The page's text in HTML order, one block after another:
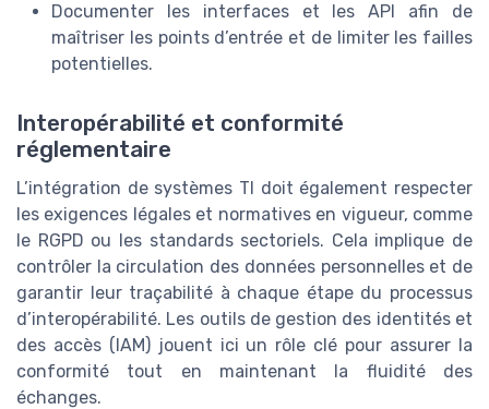
Documenter les interfaces et les API afin de
maîtriser les points d’entrée et de limiter les failles
potentielles.
Interopérabilité et conformité
réglementaire
L’intégration de systèmes TI doit également respecter
les exigences légales et normatives en vigueur, comme
le RGPD ou les standards sectoriels. Cela implique de
contrôler la circulation des données personnelles et de
garantir leur traçabilité à chaque étape du processus
d’interopérabilité. Les outils de gestion des identités et
des accès (IAM) jouent ici un rôle clé pour assurer la
conformité tout en maintenant la fluidité des
échanges.